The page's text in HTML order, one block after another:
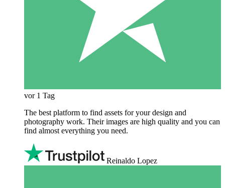
vor 1 Tag
The best platform to find assets for your design and
photography work. Their images are high quality and you can
find almost everything you need.
Reinaldo Lopez